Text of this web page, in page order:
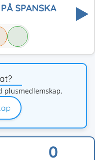
SPANSKA
plusmedlemskap.